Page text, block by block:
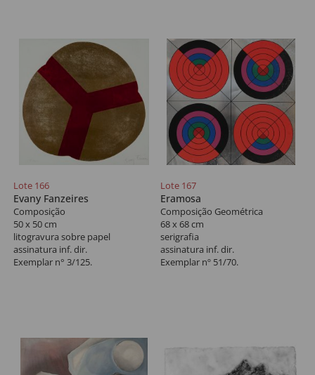
Lote 166
Evany Fanzeires
Composição
50 x 50 cm
litogravura sobre papel
assinatura inf. dir.
Exemplar n° 3/125.
Lote 167
Eramosa
Composição Geométrica
68 x 68 cm
serigrafia
assinatura inf. dir.
Exemplar nº 51/70.